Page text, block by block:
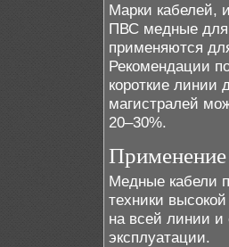
Марки кабелей,
ПВС медные для
применяются
Рекомендации
короткие
магистралей
20–30%.
Медные кабели
техники
на всей линии и
эксплуатации.